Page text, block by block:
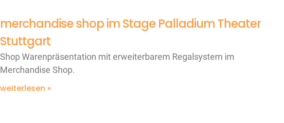
merchandise shop im Stage Palladium Theater
Stuttgart
Shop Warenpräsentation mit erweiterbarem Regalsystem im
Merchandise Shop.
weiterlesen »